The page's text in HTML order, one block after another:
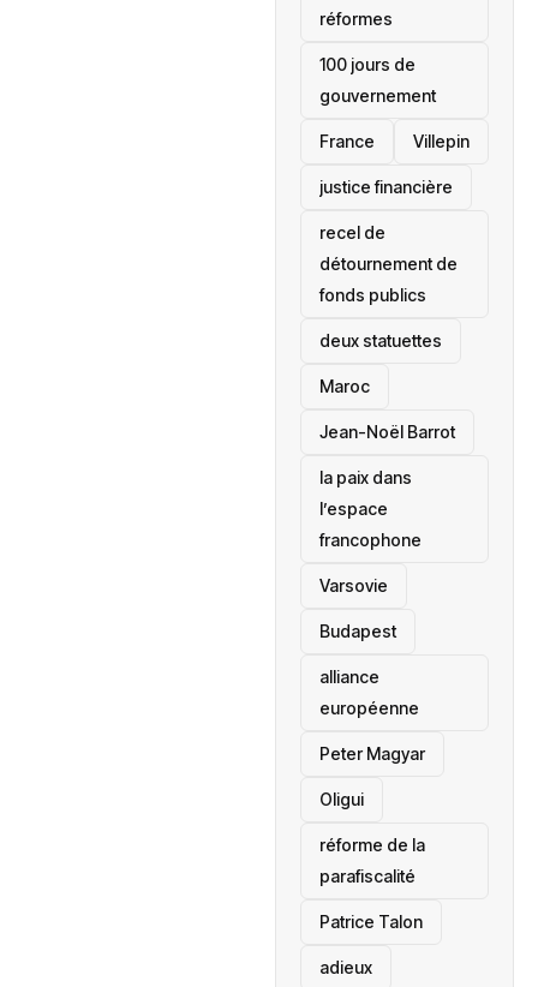
réformes
100 jours de
gouvernement
France Villepin
justice financière
recel de
détournement de
fonds publics
deux statuettes
Maroc
Jean-Noël Barrot
la paix dans
l’espace
francophone
‎Varsovie
Budapest
alliance
européenne
Peter Magyar
Oligui
réforme de la
parafiscalité
Patrice Talon
adieux